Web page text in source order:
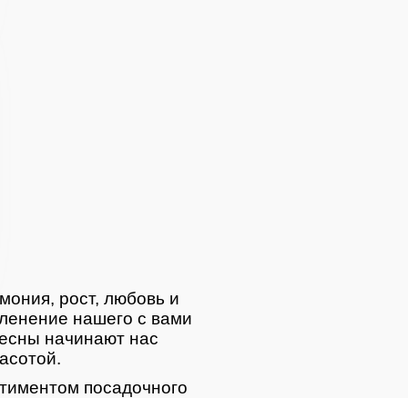
рост, любовь и
нашего с вами
начинают нас
посадочного